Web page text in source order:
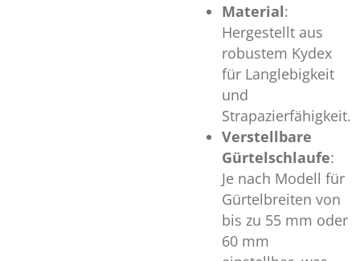
Material:
Hergestellt aus
robustem Kydex
für Langlebigkeit
und
Strapazierfähigkeit.
Verstellbare
Gürtelschlaufe:
Je nach Modell für
Gürtelbreiten von
bis zu 55 mm oder
60 mm